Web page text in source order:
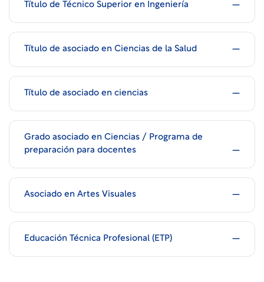
Título de Técnico Superior en Ingeniería
Título de asociado en Ciencias de la Salud
Título de asociado en ciencias
Grado asociado en Ciencias / Programa de
preparación para docentes
Asociado en Artes Visuales
Educación Técnica Profesional (ETP)